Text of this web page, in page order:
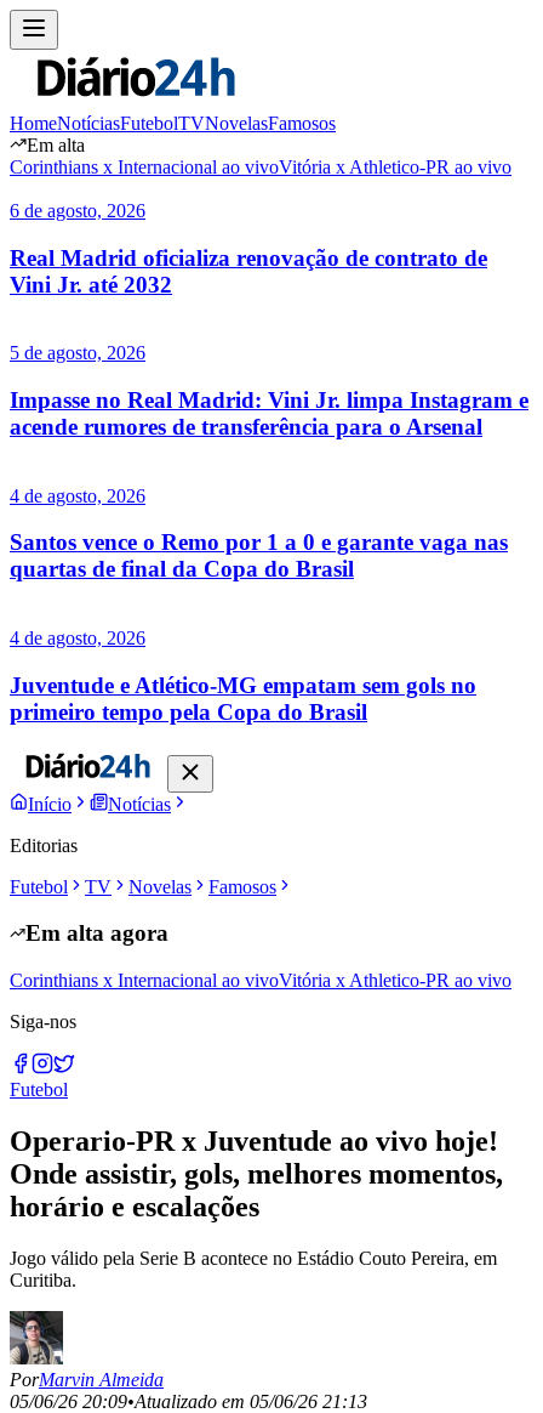
HomeNotíciasFutebolTVNovelasFamosos
Em alta
Corinthians x Internacional ao vivoVitória x Athletico-PR ao vivo
6 de agosto, 2026
Real Madrid oficializa renovação de contrato de
Vini Jr. até 2032
5 de agosto, 2026
Impasse no Real Madrid: Vini Jr. limpa Instagram e
acende rumores de transferência para o Arsenal
4 de agosto, 2026
Santos vence o Remo por 1 a 0 e garante vaga nas
quartas de final da Copa do Brasil
4 de agosto, 2026
Juventude e Atlético-MG empatam sem gols no
primeiro tempo pela Copa do Brasil
Início
Notícias
Editorias
Futebol
TV Novelas Famosos
Em alta agora
Corinthians x Internacional ao vivoVitória x Athletico-PR ao vivo
Siga-nos
Futebol
Operario-PR x Juventude ao vivo hoje!
Onde assistir, gols, melhores momentos,
horário e escalações
Jogo válido pela Serie B acontece no Estádio Couto Pereira, em
Curitiba.
PorMarvin Almeida
05/06/26 20:09•Atualizado em 05/06/26 21:13